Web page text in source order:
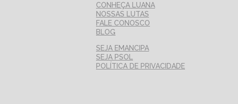
CONHEÇA LUANA
NOSSAS LUTAS
FALE CONOSCO
BLOG
SEJA EMANCIPA
SEJA PSOL
POLÍTICA DE PRIVACIDADE